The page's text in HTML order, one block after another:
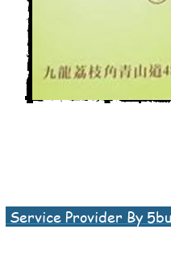
Service Provider By